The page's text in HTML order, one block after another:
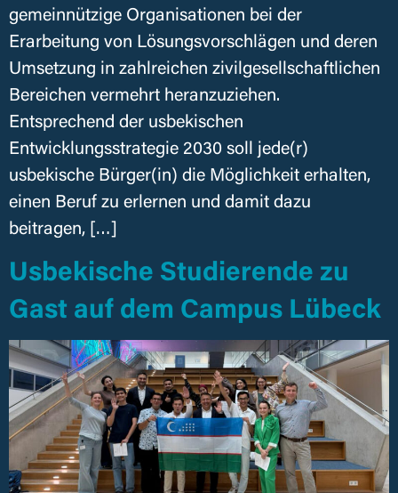
gemeinnützige Organisationen bei der
Erarbeitung von Lösungsvorschlägen und deren
Umsetzung in zahlreichen zivilgesellschaftlichen
Bereichen vermehrt heranzuziehen.
Entsprechend der usbekischen
Entwicklungsstrategie 2030 soll jede(r)
usbekische Bürger(in) die Möglichkeit erhalten,
einen Beruf zu erlernen und damit dazu
beitragen, […]
Usbekische Studierende zu
Gast auf dem Campus Lübeck